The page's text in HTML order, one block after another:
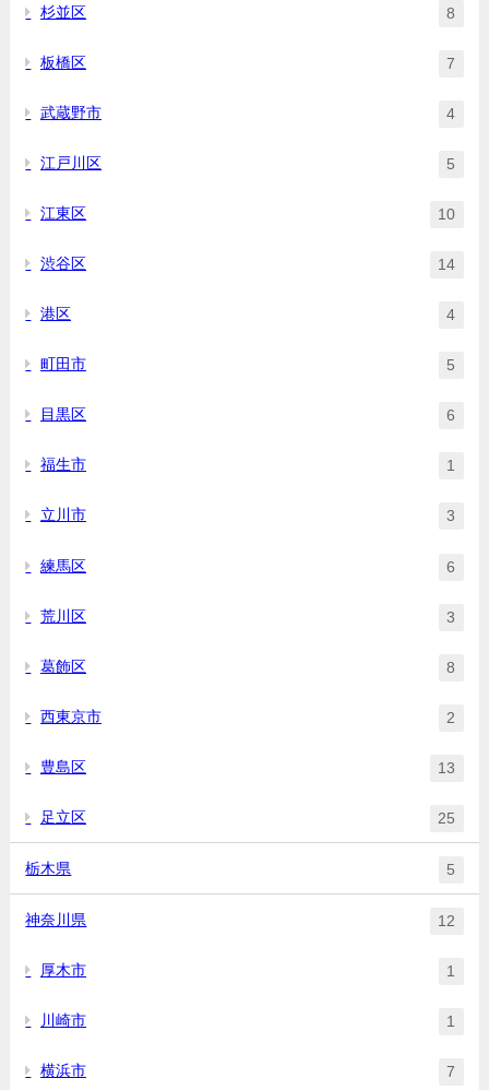
杉並区 8
板橋区 7
武蔵野市 4
江戸川区 5
江東区 10
渋谷区 14
港区 4
町田市 5
目黒区 6
福生市 1
立川市 3
練馬区 6
荒川区 3
葛飾区 8
西東京市 2
豊島区 13
足立区 25
栃木県 5
神奈川県 12
厚木市 1
川崎市 1
横浜市 7